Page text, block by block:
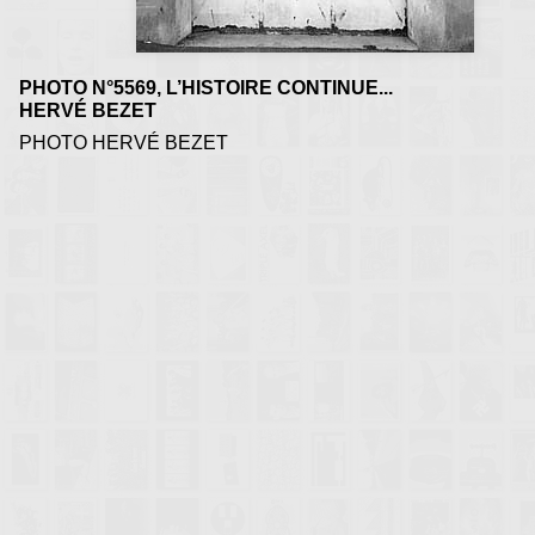
PHOTO N°5569, L’HISTOIRE CONTINUE...
HERVÉ BEZET
PHOTO HERVÉ BEZET